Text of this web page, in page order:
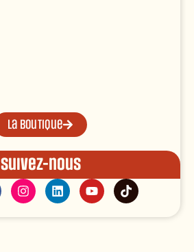
La boutique
Suivez-nous